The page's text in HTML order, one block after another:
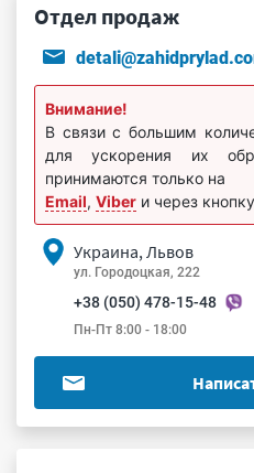
Отдел продаж
Внимание!
В связи с большим
для ускорения их
принимаются только на
Email, Viber и через кнопку
Украина, Львов
ул. Городоцкая, 222
+38 (050) 478-15-48
Пн-Пт 8:00 - 18:00